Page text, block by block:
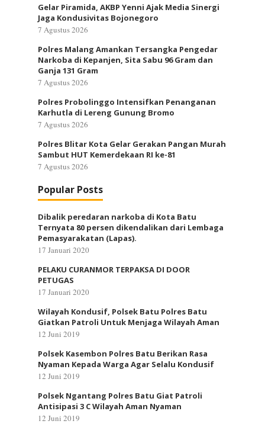
Gelar Piramida, AKBP Yenni Ajak Media Sinergi
Jaga Kondusivitas Bojonegoro
7 Agustus 2026
Polres Malang Amankan Tersangka Pengedar
Narkoba di Kepanjen, Sita Sabu 96 Gram dan
Ganja 131 Gram
7 Agustus 2026
Polres Probolinggo Intensifkan Penanganan
Karhutla di Lereng Gunung Bromo
7 Agustus 2026
Polres Blitar Kota Gelar Gerakan Pangan Murah
Sambut HUT Kemerdekaan RI ke-81
7 Agustus 2026
Popular Posts
Dibalik peredaran narkoba di Kota Batu
Ternyata 80 persen dikendalikan dari Lembaga
Pemasyarakatan (Lapas).
17 Januari 2020
PELAKU CURANMOR TERPAKSA DI DOOR
PETUGAS
17 Januari 2020
Wilayah Kondusif, Polsek Batu Polres Batu
Giatkan Patroli Untuk Menjaga Wilayah Aman
12 Juni 2019
Polsek Kasembon Polres Batu Berikan Rasa
Nyaman Kepada Warga Agar Selalu Kondusif
12 Juni 2019
Polsek Ngantang Polres Batu Giat Patroli
Antisipasi 3 C Wilayah Aman Nyaman
12 Juni 2019